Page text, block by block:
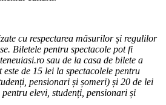
cu respectarea măsurilor și regulilor
Biletele pentru spectacole pot fi
sau de la casa de bilete a
de 15 lei la spectacolele pentru
pensionari și șomeri) și 20 de lei
elevi, studenți, pensionari și